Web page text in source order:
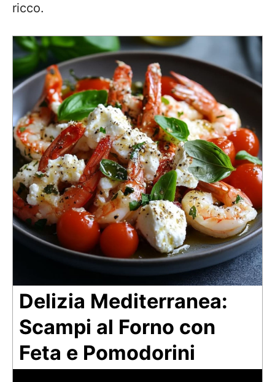
ricco.
Delizia Mediterranea:
Scampi al Forno con
Feta e Pomodorini